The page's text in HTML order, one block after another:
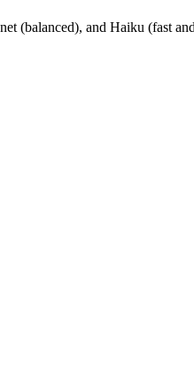
(balanced), and Haiku (fast